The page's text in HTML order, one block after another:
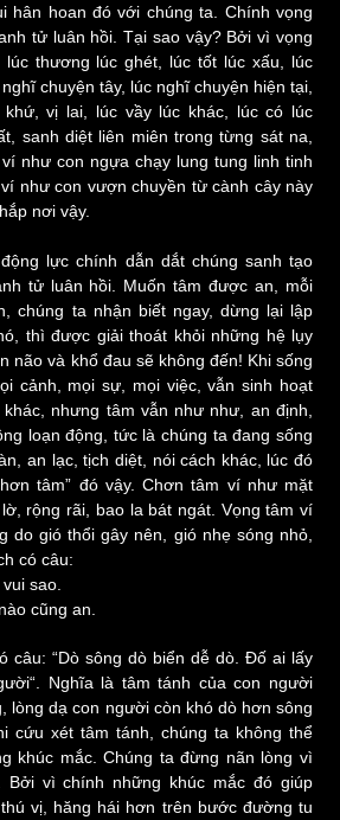
hân hoan đó với chúng ta. Chính vọng
tử luân hồi. Tại sao vậy? Bởi vì vọng
thương lúc ghét, lúc tốt lúc xấu, lúc
chuyện tây, lúc nghĩ chuyện hiện tại,
khứ, vị lai, lúc vầy lúc khác, lúc có lúc
sanh diệt liên miên trong từng sát na,
như con ngựa chạy lung tung linh tinh
như con vượn chuyền từ cành cây này
nơi vậy.
lực chính dẫn dắt chúng sanh tạo
tử luân hồi. Muốn tâm được an, mỗi
chúng ta nhận biết ngay, dừng lại lập
thì được giải thoát khỏi những hệ lụy
não và khổ đau sẽ không đến! Khi sống
cảnh, mọi sự, mọi việc, vẫn sinh hoạt
nhưng tâm vẫn như như, an định,
loạn động, tức là chúng ta đang sống
an lạc, tịch diệt, nói cách khác, lúc đó
tâm” đó vậy. Chơn tâm ví như mặt
rộng rãi, bao la bát ngát. Vọng tâm ví
do gió thổi gây nên, gió nhẹ sóng nhỏ,
có câu:
sao.
cũng an.
“Dò sông dò biển dễ dò. Đố ai lấy
Nghĩa là tâm tánh của con người
lòng dạ con người còn khó dò hơn sông
cứu xét tâm tánh, chúng ta không thể
khúc mắc. Chúng ta đừng nãn lòng vì
Bởi vì chính những khúc mắc đó giúp
vị, hăng hái hơn trên bước đường tu